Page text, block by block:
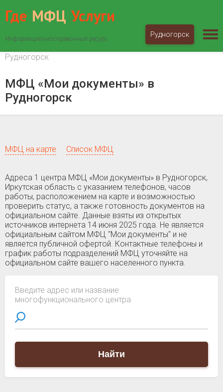
Где МФЦ Услуги
Информационно-справочный ресурс
Рудногорск
Иркутская область
Рудногорск
МФЦ «Мои документы» в
Рудногорск
МФЦ на карте Список МФЦ
Адреса 1 центра МФЦ «Мои документы» в Рудногорск,
Иркутская область c указанием телефонов, часов
работы, расположением на карте и возможностью
проверить статус, а также готовность документов на
официальном сайте. Данные взяты из открытых
источников интернета 14 июня 2025 года. Не является
официальным сайтом МФЦ "Мои документы" и не
является публичной офертой. Контактные телефоны и
график работы подразделений МФЦ уточняйте на
официальном сайте вашего населенного пункта.
Введите адрес или название
многофункционального центра
Найти